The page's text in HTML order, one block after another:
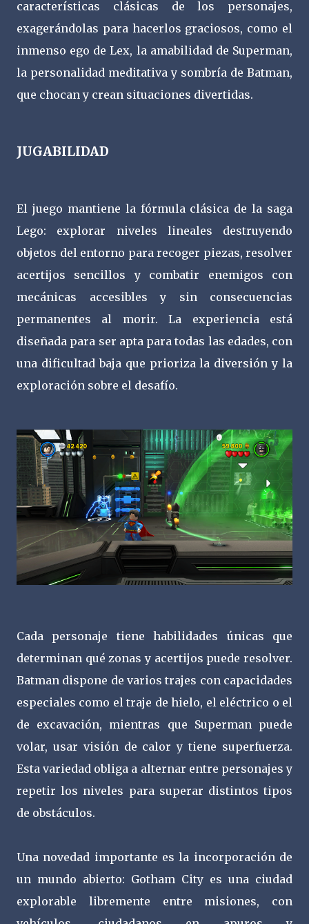
características clásicas de los personajes,
exagerándolas para hacerlos graciosos, como el
inmenso ego de Lex, la amabilidad de Superman,
la personalidad meditativa y sombría de Batman,
que chocan y crean situaciones divertidas.
JUGABILIDAD
El juego mantiene la fórmula clásica de la saga
Lego: explorar niveles lineales destruyendo
objetos del entorno para recoger piezas, resolver
acertijos sencillos y combatir enemigos con
mecánicas accesibles y sin consecuencias
permanentes al morir. La experiencia está
diseñada para ser apta para todas las edades, con
una dificultad baja que prioriza la diversión y la
exploración sobre el desafío.
Cada personaje tiene habilidades únicas que
determinan qué zonas y acertijos puede resolver.
Batman dispone de varios trajes con capacidades
especiales como el traje de hielo, el eléctrico o el
de excavación, mientras que Superman puede
volar, usar visión de calor y tiene superfuerza.
Esta variedad obliga a alternar entre personajes y
repetir los niveles para superar distintos tipos
de obstáculos.
Una novedad importante es la incorporación de
un mundo abierto: Gotham City es una ciudad
explorable libremente entre misiones, con